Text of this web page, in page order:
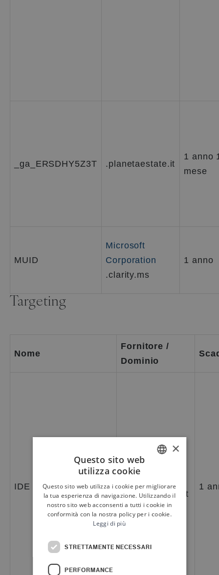
_ga_ERSDHY5Z3T .planetaestate.it
1 anno
mese
MUID
Microsoft
Corporation
.clarity.ms
1 anno
Targeting
Nome
Fornitore /
Dominio
IDE
.doubleclick.net
1
ENGLISH
×
Questo sito web
utilizza cookie
Questo sito web utilizza i cookie per migliorare
la tua esperienza di navigazione. Utilizzando il
nostro sito web acconsenti a tutti i cookie in
conformità con la nostra policy per i cookie.
Leggi di più
STRETTAMENTE NECESSARI
PERFORMANCE